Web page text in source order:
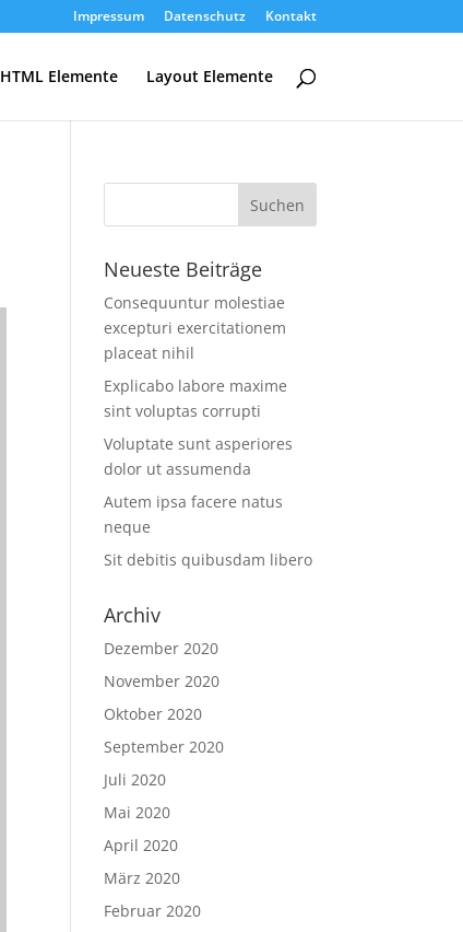
Impressum Datenschutz Kontakt
HTML Elemente Layout Elemente
Neueste Beiträge
Consequuntur molestiae
excepturi exercitationem
placeat nihil
Explicabo labore maxime
sint voluptas corrupti
Voluptate sunt asperiores
dolor ut assumenda
Autem ipsa facere natus
neque
Sit debitis quibusdam libero
Archiv
Dezember 2020
November 2020
Oktober 2020
September 2020
Juli 2020
Mai 2020
April 2020
März 2020
Februar 2020